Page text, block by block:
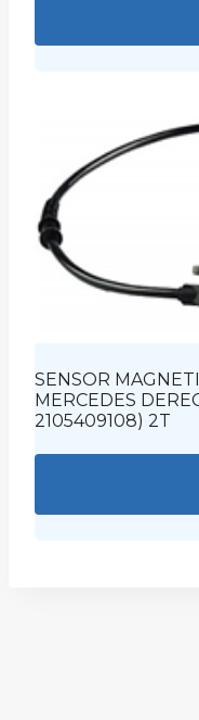
SENSOR
MERCEDES
2105409108) 2T